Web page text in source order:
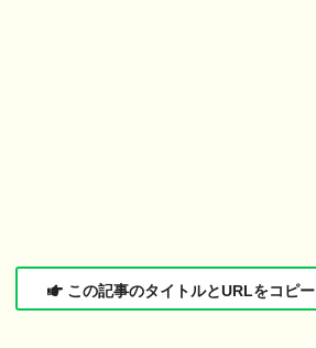
この記事のタイトルとURLをコピー